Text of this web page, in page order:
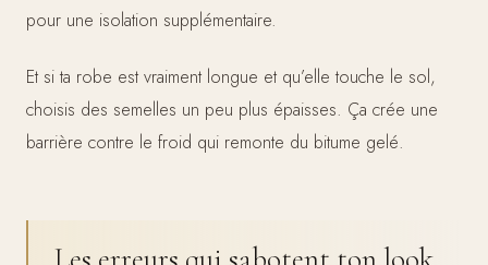
pour une isolation supplémentaire.
Et si ta robe est vraiment longue et qu’elle touche le sol,
choisis des semelles un peu plus épaisses. Ça crée une
barrière contre le froid qui remonte du bitume gelé.